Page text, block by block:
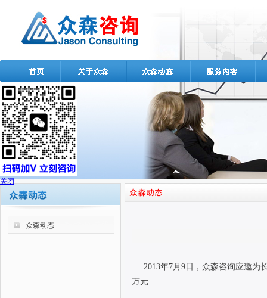
众森动态
2013年7月9日，众森咨询应邀为
万元.
关闭